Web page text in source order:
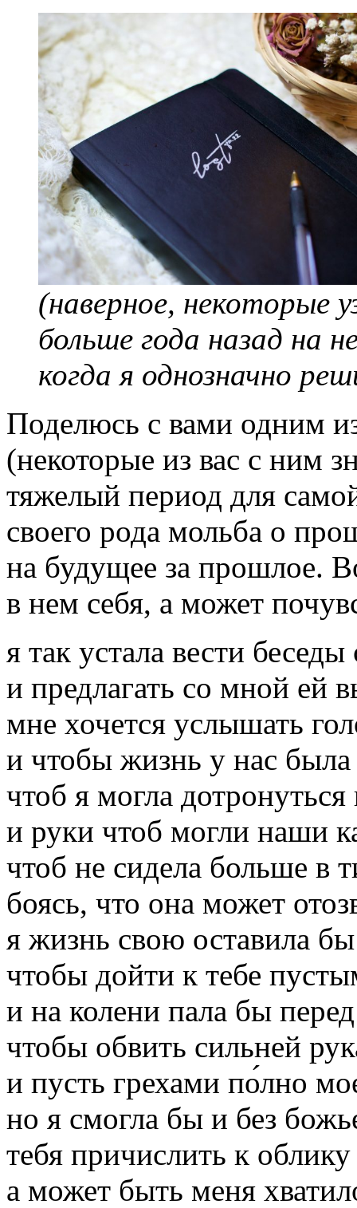
(наверное, некоторые
больше года назад на
когда я однозначно
Поделюсь с вами одним
(некоторые из вас с ним
тяжелый период для
своего рода мольба о
на будущее за прошлое.
в нем себя, а может
я так устала вести
и предлагать со мной ей
мне хочется услышать
и чтобы жизнь у нас была
чтоб я могла дотронуться
и руки чтоб могли наши
чтоб не сидела больше в
боясь, что она может
я жизнь свою оставила
чтобы дойти к тебе
и на колени пала бы
чтобы обвить сильней
и пусть грехами по́лно
но я смогла бы и без
тебя причислить к
а может быть меня